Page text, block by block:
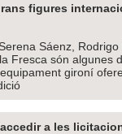
figures
Sáenz,
Fresca són algunes
gironí
a les